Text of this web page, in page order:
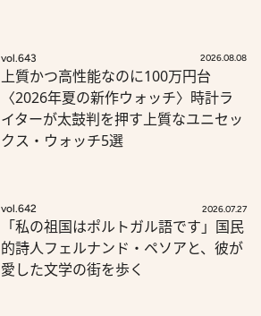
vol.643 2026.08.08
上質かつ高性能なのに100万円台
〈2026年夏の新作ウォッチ〉時計ラ
イターが太鼓判を押す上質なユニセッ
クス・ウォッチ5選
vol.642 2026.07.27
「私の祖国はポルトガル語です」国民
的詩人フェルナンド・ペソアと、彼が
愛した文学の街を歩く